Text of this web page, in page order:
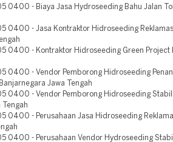
0400 - Biaya Jasa Hydroseeding Bahu Jalan
0400 - Jasa Kontraktor Hidroseeding
0400 - Kontraktor Hidroseeding Green Project
0400 - Vendor Pemborong Hidroseeding
Jawa Tengah
0400 - Vendor Pemborong Hidroseeding
Tengah
0400 - Perusahaan Jasa Hidroseeding
0400 - Perusahaan Vendor Hydroseeding